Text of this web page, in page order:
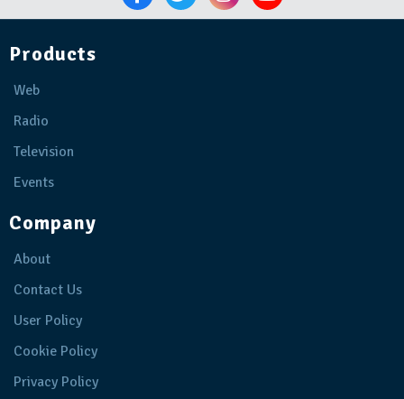
Products
Web
Radio
Television
Events
Company
About
Contact Us
User Policy
Cookie Policy
Privacy Policy